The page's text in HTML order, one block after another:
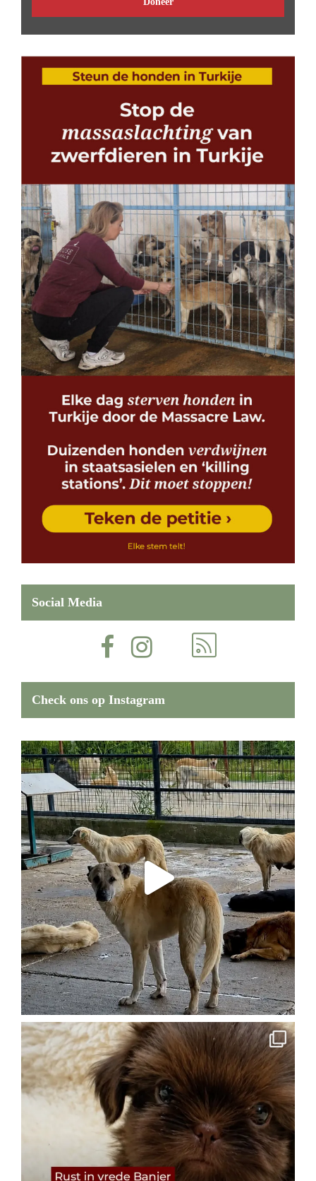
Social Media
Check ons op Instagram